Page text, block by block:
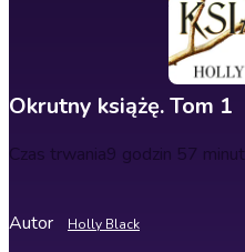
Okrutny książę. Tom 1
Czas trwania9 godzin 57 minut
Autor Holly Black